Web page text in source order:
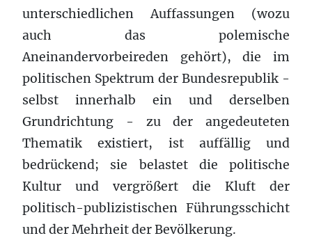
unterschiedlichen Auffassungen (wozu
auch das polemische
Aneinandervorbeireden gehört), die im
politischen Spektrum der Bundesrepublik -
selbst innerhalb ein und derselben
Grundrichtung - zu der angedeuteten
Thematik existiert, ist auffällig und
bedrückend; sie belastet die politische
Kultur und vergrößert die Kluft der
politisch-publizistischen Führungsschicht
und der Mehrheit der Bevölkerung.